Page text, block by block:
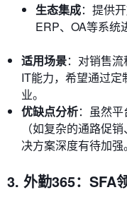
生态集成：提供
ERP、OA等系统
适用场景：对销售
IT能力，希望通过
业。
优缺点分析：虽然
（如复杂的通路促
决方案深度有待加强。
3. 外勤365：SFA